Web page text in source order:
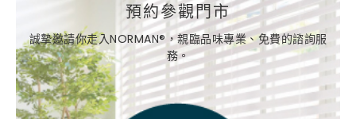
預約參觀門市
誠摯邀請你走入NORMAN®，親臨品味專業、免費的諮詢服
務。